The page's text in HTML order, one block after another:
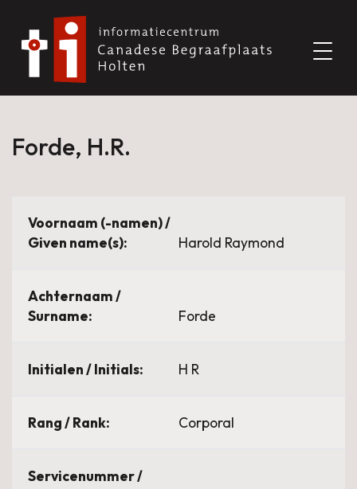
Forde, H.R.
Voornaam (-namen) /
Given name(s):
Harold Raymond
Achternaam /
Surname:
Forde
Initialen / Initials: H R
Rang / Rank: Corporal
Servicenummer /